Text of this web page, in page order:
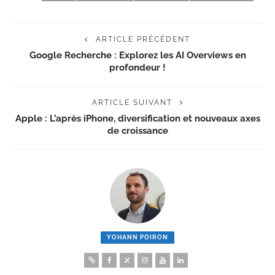
ARTICLE PRÉCÉDENT
Google Recherche : Explorez les AI Overviews en
profondeur !
ARTICLE SUIVANT
Apple : L’après iPhone, diversification et nouveaux axes
de croissance
YOHANN POIRON